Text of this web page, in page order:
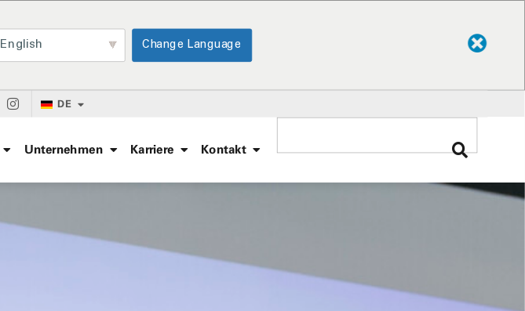
English Change Language
DE
Unternehmen Karriere Kontakt